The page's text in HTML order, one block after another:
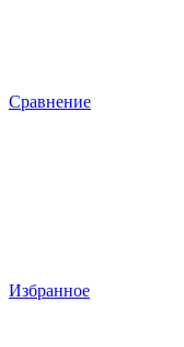
Сравнение
Избранное